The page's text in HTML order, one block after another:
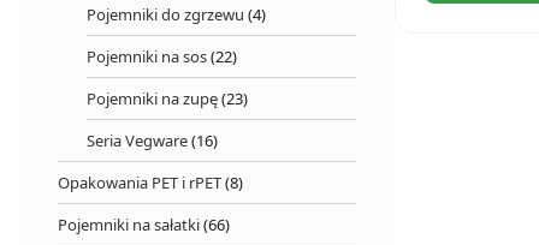
Pojemniki do zgrzewu (4)
Pojemniki na sos(22)
Pojemniki na zupę(23)
Seria Vegware(16)
Opakowania PET i rPET(8)
Pojemniki na sałatki(66)